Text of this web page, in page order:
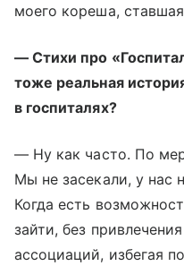
моего кореша,
— Стихи про
тоже реальная
в госпиталях?
— Ну как часто. По
Мы не засекали, у нас
Когда есть
зайти, без
ассоциаций, избегая